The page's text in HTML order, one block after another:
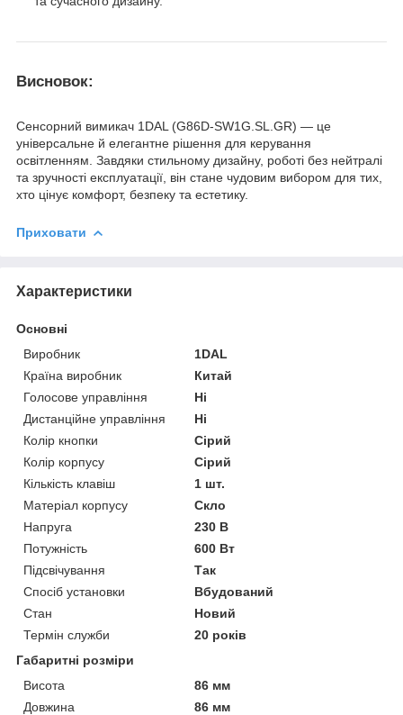
Висновок:
Сенсорний вимикач 1DAL (G86D-SW1G.SL.GR) — це
універсальне й елегантне рішення для керування
освітленням. Завдяки стильному дизайну, роботі без нейтралі
та зручності експлуатації, він стане чудовим вибором для тих,
хто цінує комфорт, безпеку та естетику.
Приховати
Характеристики
Основні
Виробник
1DAL
Країна виробник
Китай
Голосове управління
Ні
Дистанційне управління
Ні
Колір кнопки
Сірий
Колір корпусу
Сірий
Кількість клавіш
1 шт.
Матеріал корпусу
Скло
Напруга
230 В
Потужність
600 Вт
Підсвічування
Так
Спосіб установки
Вбудований
Стан
Новий
Термін служби
20 років
Габаритні розміри
Висота
86 мм
Довжина
86 мм